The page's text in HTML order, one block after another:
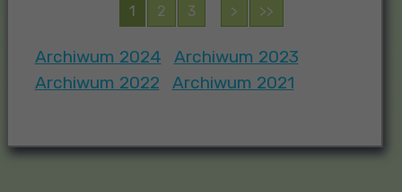
1 2 3 > >>
Archiwum 2024
Archiwum 2023
Archiwum 2022
Archiwum 2021